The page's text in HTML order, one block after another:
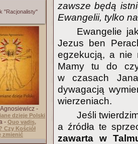
"Racjonalisty"
-
dzieje Polski
- Quo vadis,
Czy Kościół
zmienić
zawsze będą
Ewangelii, tylko
Ewangelie
Jezus ben
egzekucją, a nie
Mamy tu do
w czasach
dywagacją
wierzeniach.
Jeśli
a źródła te
zawarta w